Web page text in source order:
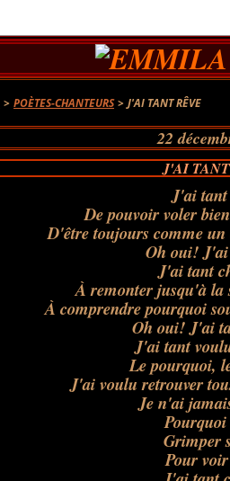
> POÈTES-CHANTEURS > J'AI TANT RÊVE
22
J'AI
J'ai tant
De pouvoir voler
D'être toujours comme
Oh oui! J'ai
J'ai tant
À remonter jusqu'à la
À comprendre pourquoi
Oh oui! J'ai
J'ai tant
Le pourquoi,
J'ai voulu retrouver
Je n'ai
Grimper
Pour